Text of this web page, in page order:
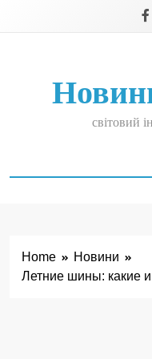
світовий
Home
Новини
Летние шины: какие